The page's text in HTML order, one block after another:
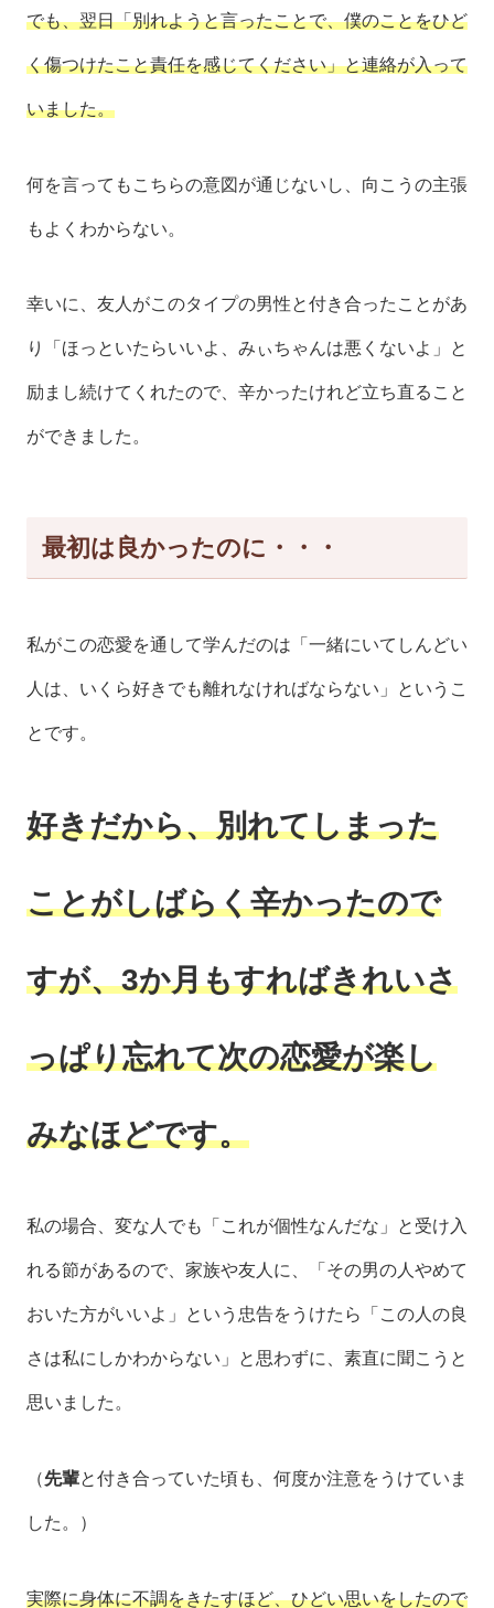
でも、翌日「別れようと言ったことで、僕のことをひど
く傷つけたこと責任を感じてください」と連絡が入って
いました。
何を言ってもこちらの意図が通じないし、向こうの主張
もよくわからない。
幸いに、友人がこのタイプの男性と付き合ったことがあ
り「ほっといたらいいよ、みぃちゃんは悪くないよ」と
励まし続けてくれたので、辛かったけれど立ち直ること
ができました。
最初は良かったのに・・・
私がこの恋愛を通して学んだのは「一緒にいてしんどい
人は、いくら好きでも離れなければならない」というこ
とです。
好きだから、別れてしまった
ことがしばらく辛かったので
すが、3か月もすればきれいさ
っぱり忘れて次の恋愛が楽し
みなほどです。
私の場合、変な人でも「これが個性なんだな」と受け入
れる節があるので、家族や友人に、「その男の人やめて
おいた方がいいよ」という忠告をうけたら「この人の良
さは私にしかわからない」と思わずに、素直に聞こうと
思いました。
（先輩と付き合っていた頃も、何度か注意をうけていま
した。）
実際に身体に不調をきたすほど、ひどい思いをしたので